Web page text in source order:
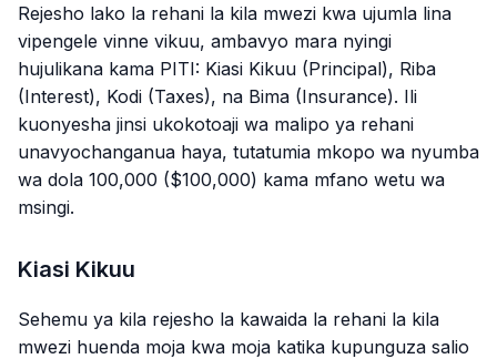
Rejesho lako la rehani la kila mwezi kwa ujumla lina
vipengele vinne vikuu, ambavyo mara nyingi
hujulikana kama PITI: Kiasi Kikuu (Principal), Riba
(Interest), Kodi (Taxes), na Bima (Insurance). Ili
kuonyesha jinsi ukokotoaji wa malipo ya rehani
unavyochanganua haya, tutatumia mkopo wa nyumba
wa dola 100,000 ($100,000) kama mfano wetu wa
msingi.
Kiasi Kikuu
Sehemu ya kila rejesho la kawaida la rehani la kila
mwezi huenda moja kwa moja katika kupunguza salio